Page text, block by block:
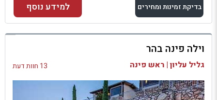
בדיקת זמינות ומחירים
למתחם זה
בדיקת זמינות ומחירים
למידע נוסף
וילה פינה בהר
גליל עליון | ראש פינה 13 חוות דעת